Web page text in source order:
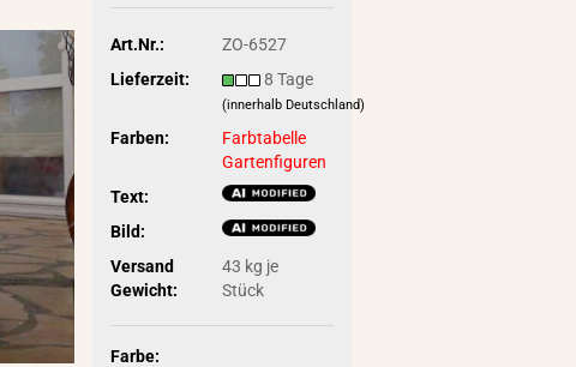
Art.Nr.:
ZO-6527
Lieferzeit:
8 Tage
(innerhalb Deutschland)
Farben:
Farbtabelle
Gartenfiguren
Text:
Bild:
Versand
Gewicht:
43 kg je
Stück
Farbe: